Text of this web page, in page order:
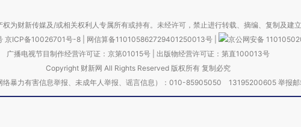
为财新传媒及/或相关权利人专属所有或持有。未经许可，禁止进行转载、摘编、复制及建立
京ICP备10026701号-8 网信算备110105862729401250013号
京公网安备
广播电视节目制作经营许可证：京第01015号| 出版物经营许可证：第直100013号
Copyright 财新网 All Rights Reserved 版权所有 复制必究
络暴力有害信息举报、未成年人举报、谣言信息）：010-85905050 13195200605 举报